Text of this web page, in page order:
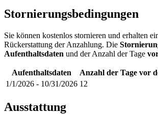
Stornierungsbedingungen
Sie können kostenlos stornieren und erhalten
Rückerstattung der Anzahlung. Die
Aufenthaltsdaten und der Anzahl der Tage
Aufenthaltsdaten
Anzahl der Tage vor
1/1/2026 - 10/31/2026 12
Ausstattung